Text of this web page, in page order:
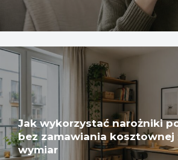
Jak wykorzystać narożniki
bez zamawiania kosztownej
wymiar